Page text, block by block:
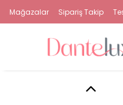
Mağazalar Sipariş Takip